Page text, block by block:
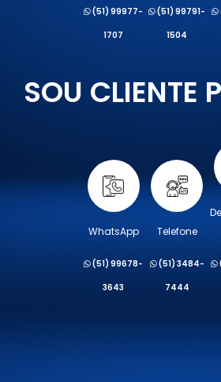
(51) 99977-
1707
(51) 99791-
1504
SOU CLIENTE
WhatsApp
(51) 99678-
3643
Telefone
(51) 3484-
7444